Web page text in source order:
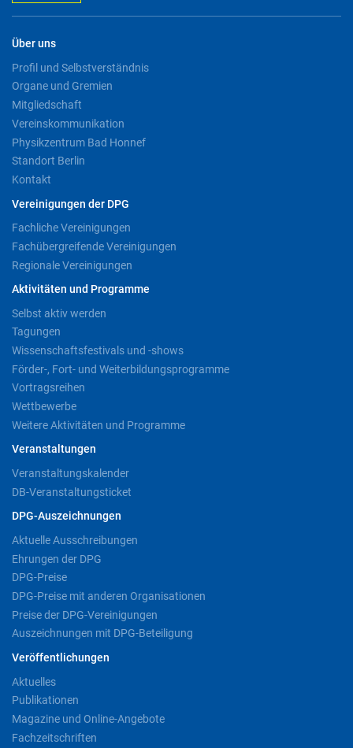
Über uns
Profil und Selbstverständnis
Organe und Gremien
Mitgliedschaft
Vereinskommunikation
Physikzentrum Bad Honnef
Standort Berlin
Kontakt
Vereinigungen der DPG
Fachliche Vereinigungen
Fachübergreifende Vereinigungen
Regionale Vereinigungen
Aktivitäten und Programme
Selbst aktiv werden
Tagungen
Wissenschaftsfestivals und -shows
Förder-, Fort- und Weiterbildungsprogramme
Vortragsreihen
Wettbewerbe
Weitere Aktivitäten und Programme
Veranstaltungen
Veranstaltungskalender
DB-Veranstaltungsticket
DPG-Auszeichnungen
Aktuelle Ausschreibungen
Ehrungen der DPG
DPG-Preise
DPG-Preise mit anderen Organisationen
Preise der DPG-Vereinigungen
Auszeichnungen mit DPG-Beteiligung
Veröffentlichungen
Aktuelles
Publikationen
Magazine und Online-Angebote
Fachzeitschriften